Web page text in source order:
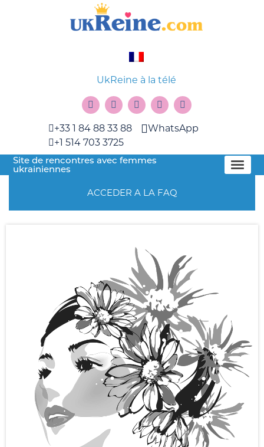
UkReine à la télé
+33 1 84 88 33 88
+1 514 703 3725
WhatsApp
Site de rencontres avec femmes
ukrainiennes
ACCEDER A LA FAQ